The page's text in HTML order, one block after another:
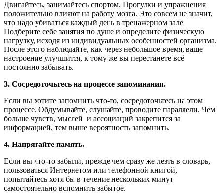
Двигайтесь, занимайтесь спортом. Прогулки и упражнения
положительно влияют на работу мозга. Это совсем не значит,
что надо убиваться каждый день в тренажерном зале.
Подберите себе занятия по душе и определите физическую
нагрузку, исходя из индивидуальных особенностей организма.
После этого наблюдайте, как через небольшое время, ваше
настроение улучшится, к тому же вы перестанете всё
постоянно забывать.
3. Сосредоточьтесь на процессе запоминания.
Если вы хотите запомнить что-то, сосредоточьтесь на этом
процессе. Обдумывайте, слушайте, проводите параллели. Чем
больше чувств, мыслей и ассоциаций закрепится за
информацией, тем выше вероятность запомнить.
4. Напрягайте память.
Если вы что-то забыли, прежде чем сразу же лезть в словарь,
пользоваться Интернетом или телефонной книгой,
попытайтесь хотя бы в течение нескольких минут
самостоятельно вспомнить забытое.